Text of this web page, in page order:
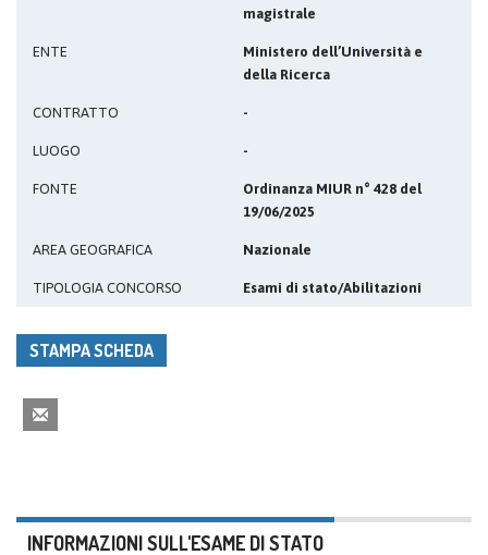
magistrale
ENTE
Ministero dell’Università e
della Ricerca
CONTRATTO -
LUOGO -
FONTE
Ordinanza MIUR n° 428 del
19/06/2025
AREA GEOGRAFICA Nazionale
TIPOLOGIA CONCORSO Esami di stato/Abilitazioni
STAMPA SCHEDA
INFORMAZIONI SULL'ESAME DI STATO